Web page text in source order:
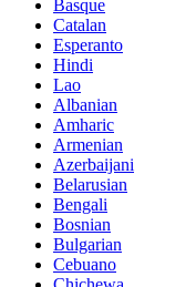
Basque
Catalan
Esperanto
Hindi
Lao
Albanian
Amharic
Armenian
Azerbaijani
Belarusian
Bengali
Bosnian
Bulgarian
Cebuano